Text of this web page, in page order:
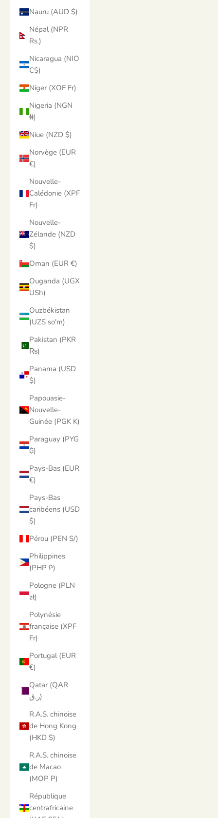
Nauru (AUD $)
Népal (NPR
Rs.)
Nicaragua (NIO
C$)
Niger (XOF Fr)
Nigeria (NGN
₦)
Niue (NZD $)
Norvège (EUR
€)
Nouvelle-
Calédonie (XPF
Fr)
Nouvelle-
Zélande (NZD
$)
Oman (EUR €)
Ouganda (UGX
USh)
Ouzbékistan
(UZS so'm)
Pakistan (PKR
₨)
Panama (USD
$)
Papouasie-
Nouvelle-
Guinée (PGK K)
Paraguay (PYG
₲)
Pays-Bas (EUR
€)
Pays-Bas
caribéens (USD
$)
Pérou (PEN S/)
Philippines
(PHP ₱)
Pologne (PLN
zł)
Polynésie
française (XPF
Fr)
Portugal (EUR
€)
Qatar (QAR
ر.ق)
R.A.S. chinoise
de Hong Kong
(HKD $)
R.A.S. chinoise
de Macao
(MOP P)
République
centrafricaine